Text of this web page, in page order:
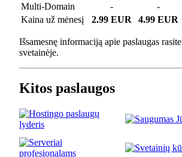
Multi-Domain
- -
Kaina už mėnesį
2.99 EUR 4.99 EUR
Išsamesnę informaciją apie paslaugas rasite
svetainėje.
Kitos paslaugos